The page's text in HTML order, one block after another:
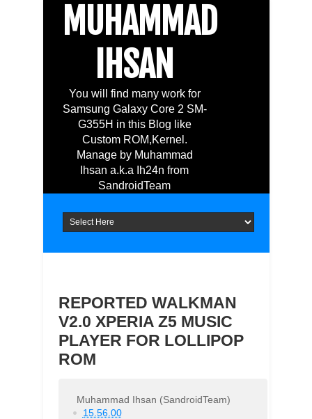
MUHAMMAD
IHSAN
You will find many work for
Samsung Galaxy Core 2 SM-
G355H in this Blog like
Custom ROM,Kernel.
Manage by Muhammad
Ihsan a.k.a Ih24n from
SandroidTeam
REPORTED WALKMAN
V2.0 XPERIA Z5 MUSIC
PLAYER FOR LOLLIPOP
ROM
Muhammad Ihsan (SandroidTeam)
15.56.00